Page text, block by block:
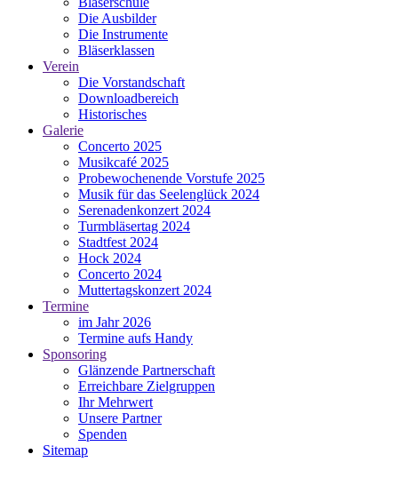
Die Ausbilder
Die Instrumente
Bläserklassen
Verein
Die Vorstandschaft
Downloadbereich
Historisches
Galerie
Concerto 2025
Musikcafé 2025
Probewochenende Vorstufe 2025
Musik für das Seelenglück 2024
Serenadenkonzert 2024
Turmbläsertag 2024
Stadtfest 2024
Hock 2024
Concerto 2024
Muttertagskonzert 2024
Termine
im Jahr 2026
Termine aufs Handy
Sponsoring
Glänzende Partnerschaft
Erreichbare Zielgruppen
Ihr Mehrwert
Unsere Partner
Spenden
Sitemap